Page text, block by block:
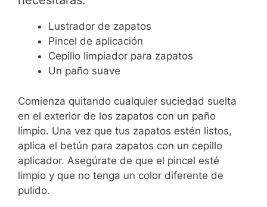
Lustrador de zapatos
Pincel de aplicación
Cepillo limpiador para zapatos
Un paño suave
Comienza quitando cualquier suciedad suelta
en el exterior de los zapatos con un paño
limpio. Una vez que tus zapatos estén listos,
aplica el betún para zapatos con un cepillo
aplicador. Asegúrate de que el pincel esté
limpio y que no tenga un color diferente de
pulido.